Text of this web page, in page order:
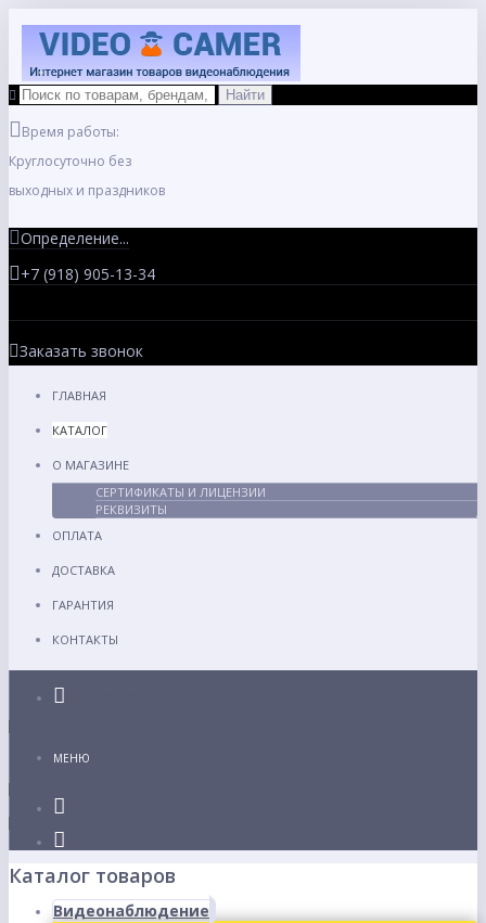
Время работы:
Круглосуточно без
выходных и праздников
Определение...
+7 (918) 905-13-34
Заказать звонок
ГЛАВНАЯ
КАТАЛОГ
О МАГАЗИНЕ
СЕРТИФИКАТЫ И ЛИЦЕНЗИИ
РЕКВИЗИТЫ
ОПЛАТА
ДОСТАВКА
ГАРАНТИЯ
КОНТАКТЫ
МЕНЮ
Каталог товаров
Видеонаблюдение